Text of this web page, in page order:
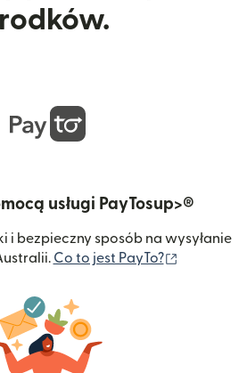
usługi PayTosup>®
i bezpieczny sposób na wysyłanie
Co to jest PayTo?